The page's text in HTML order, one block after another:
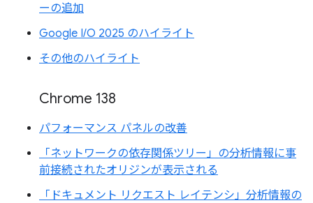
ーの追加
Google I/O 2025 のハイライト
その他のハイライト
Chrome 138
パフォーマンス パネルの改善
「ネットワークの依存関係ツリー」の分析情報に事
前接続されたオリジンが表示される
「ドキュメント リクエスト レイテンシ」分析情報の